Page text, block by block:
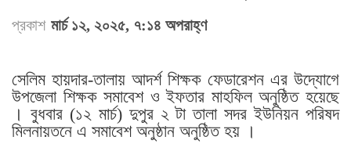
প্রকাশ মার্চ ১২, ২০২৫, ৭:১৪ অপরাহ্ণ
সেলিম হায়দার-তালায় আদর্শ শিক্ষক ফেডারেশন এর উদ্যোগে
উপজেলা শিক্ষক সমাবেশ ও ইফতার মাহফিল অনুষ্ঠিত হয়েছে
। বুধবার (১২ মার্চ) দুপুর ২ টা তালা সদর ইউনিয়ন পরিষদ
মিলনায়তনে এ সমাবেশ অনুষ্ঠান অনুষ্ঠিত হয় ।